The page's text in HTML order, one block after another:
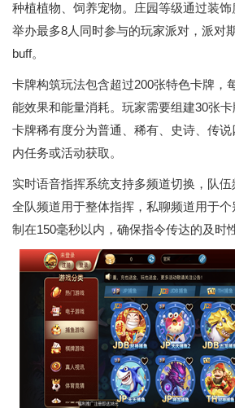
种植植物、饲养宠物。庄园等级通过装
举办最多8人同时参与的玩家派对，派对
buff。
卡牌构筑玩法包含超过200张特色卡牌，
能效果和能量消耗。玩家需要组建30张卡
卡牌稀有度分为普通、稀有、史诗、传
内任务或活动获取。
实时语音指挥系统支持多频道切换，队伍
全队频道用于整体指挥，私聊频道用于
制在150毫秒以内，确保指令传达的及时